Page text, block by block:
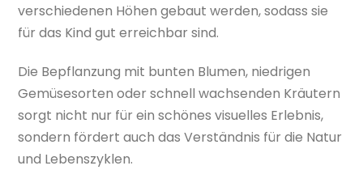
verschiedenen Höhen gebaut werden, sodass sie
für das Kind gut erreichbar sind.
Die Bepflanzung mit bunten Blumen, niedrigen
Gemüsesorten oder schnell wachsenden Kräutern
sorgt nicht nur für ein schönes visuelles Erlebnis,
sondern fördert auch das Verständnis für die Natur
und Lebenszyklen.